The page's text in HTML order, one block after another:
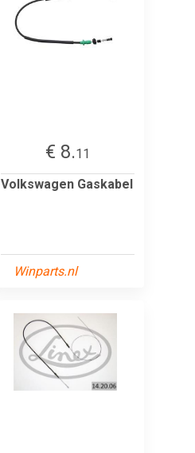
€ 8.11
Volkswagen Gaskabel
Winparts.nl